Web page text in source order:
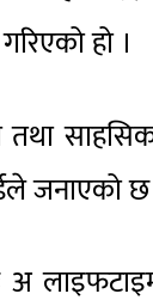
हो ।
तथा
जनाएको छ
अ